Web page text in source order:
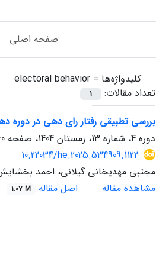
صفحه اصلی
کلیدواژه‌ها = electoral behavior
تعداد مقالات:
1
بررسی تطبیقی رفتار رای دهی در دوره
دوره 4، شماره 13، زمستان 1404، صفحه
10.22034/he.2025.534909.1122
مجتبی مهدیخانی گیلانی، احمد
مشاهده مقاله
اصل مقاله 1.07 M